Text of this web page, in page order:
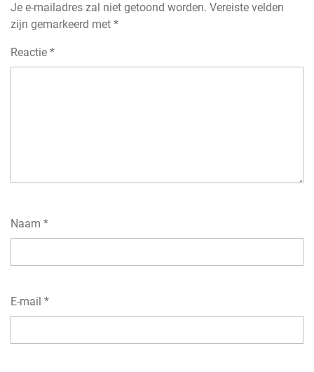
Je e-mailadres zal niet getoond worden. Vereiste velden
zijn gemarkeerd met *
Reactie *
Naam *
E-mail *